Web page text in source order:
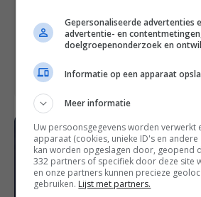
Met dit recept maak je
dat voldoende is voor 4
De bereiding duurt in
Gepersonaliseerde advertenties
advertentie- en
doelgroepenonderzoek en
Informatie op een apparaat
Meer informatie
Uw persoonsgegevens worden verwerkt
apparaat (cookies, unieke ID's en
kan worden opgeslagen door, geopend
332 partners of specifiek door deze site
en onze partners kunnen precieze
gebruiken. Lijst met partners.